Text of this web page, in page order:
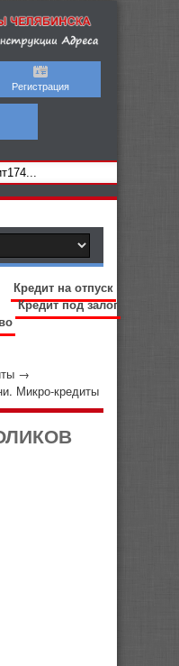
Регистрация
Кредит на отпуск
Кредит под залог
→
Микро-кредиты